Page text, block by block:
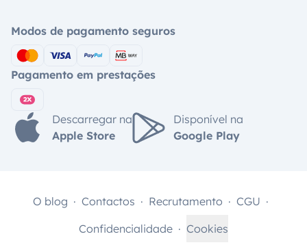
Modos de pagamento seguros
Pagamento em prestações
Descarregar na
Apple Store
Disponível na
Google Play
O blog Contactos Recrutamento
CGU
Confidencialidade
Cookies